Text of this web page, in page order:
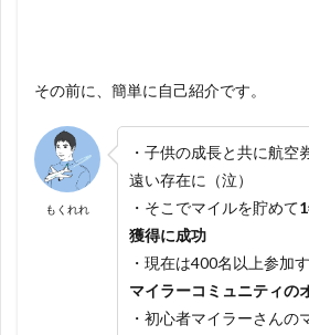
その前に、簡単に自己紹介です。
もくれれ
・子供の成長と共に航空
遠い存在に（泣）
・そこでマイルを貯めて
獲得に成功
・現在は400名以上参加
マイラーコミュニティの
・初心者マイラーさんの